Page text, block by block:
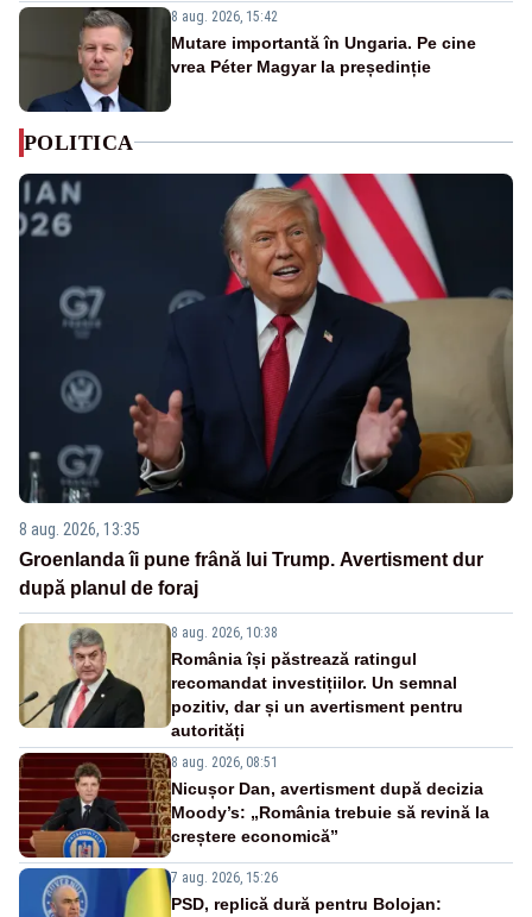
8 aug. 2026, 15:42
Mutare importantă în Ungaria. Pe cine
vrea Péter Magyar la președinție
POLITICA
8 aug. 2026, 13:35
Groenlanda îi pune frână lui Trump. Avertisment dur
după planul de foraj
8 aug. 2026, 10:38
România își păstrează ratingul
recomandat investițiilor. Un semnal
pozitiv, dar și un avertisment pentru
autorități
8 aug. 2026, 08:51
Nicușor Dan, avertisment după decizia
Moody’s: „România trebuie să revină la
creștere economică”
7 aug. 2026, 15:26
PSD, replică dură pentru Bolojan: